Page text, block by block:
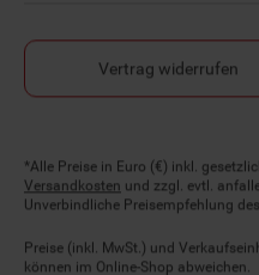
Vertrag widerrufen
Fußnoten
*Alle Preise in Euro (€) inkl.
Versandkosten und zzgl. evtl.
Unverbindliche Preisempfehlung
Preise (inkl. MwSt.) und
können im Online-Shop abweichen.